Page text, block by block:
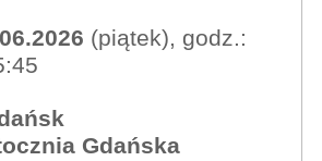
(piątek), godz.:
Gdańska